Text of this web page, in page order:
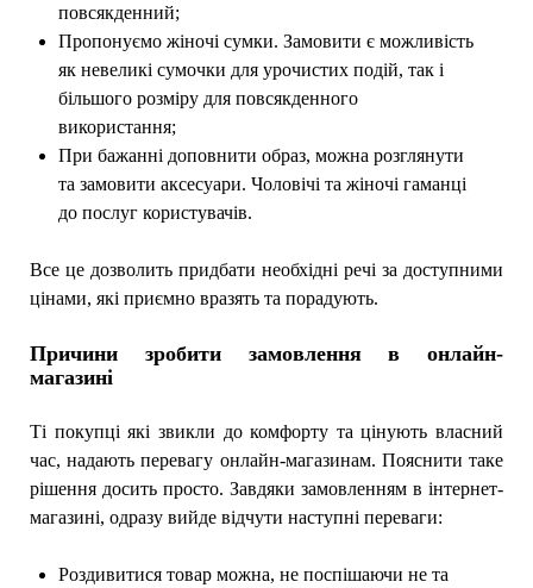
повсякденний;
Пропонуємо жіночі сумки. Замовити є можливість
як невеликі сумочки для урочистих подій, так і
більшого розміру для повсякденного
використання;
При бажанні доповнити образ, можна розглянути
та замовити аксесуари. Чоловічі та жіночі гаманці
до послуг користувачів.
Все це дозволить придбати необхідні речі за доступними
цінами, які приємно вразять та порадують.
Причини зробити замовлення в онлайн-
магазині
Ті покупці які звикли до комфорту та цінують власний
час, надають перевагу онлайн-магазинам. Пояснити таке
рішення досить просто. Завдяки замовленням в інтернет-
магазині, одразу вийде відчути наступні переваги:
Роздивитися товар можна, не поспішаючи не та